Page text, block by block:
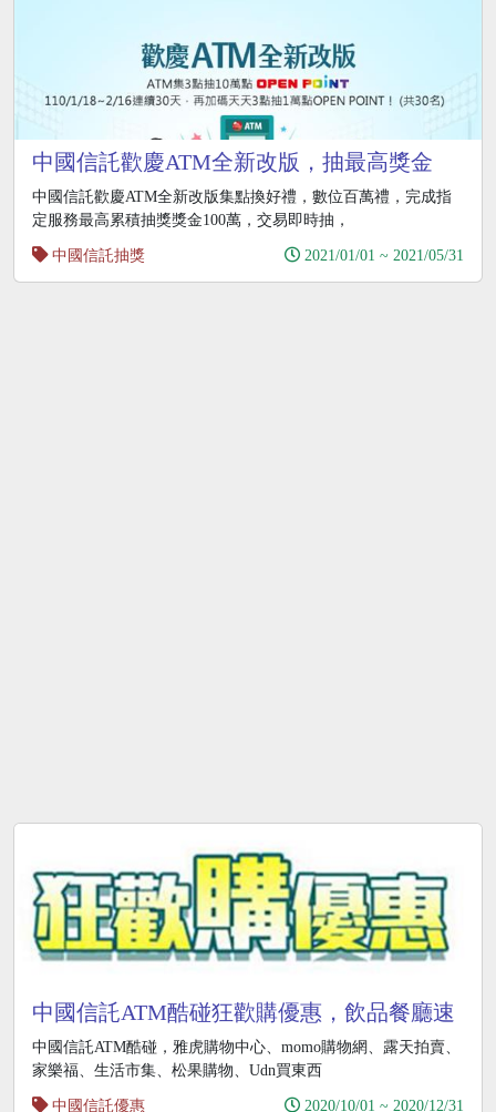
中國信託歡慶ATM全新改版，抽最高獎金
100萬、10萬OP點
中國信託歡慶ATM全新改版集點換好禮，數位百萬禮，完成指
定服務最高累積抽獎獎金100萬，交易即時抽，
中國信託抽獎
2021/01/01 ~ 2021/05/31
中國信託ATM酷碰狂歡購優惠，飲品餐廳速
食甜品優惠券
中國信託ATM酷碰，雅虎購物中心、momo購物網、露天拍賣、
家樂福、生活市集、松果購物、Udn買東西
中國信託優惠
2020/10/01 ~ 2020/12/31